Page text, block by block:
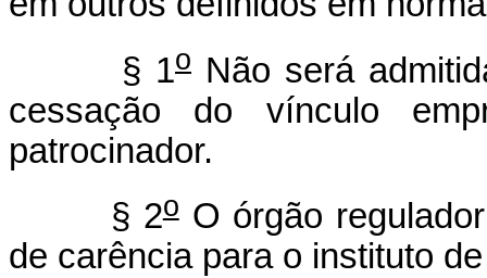
§ 1o Não será
cessação do vínculo
patrocinador.
§ 2oO órgão
de carência para o instituto